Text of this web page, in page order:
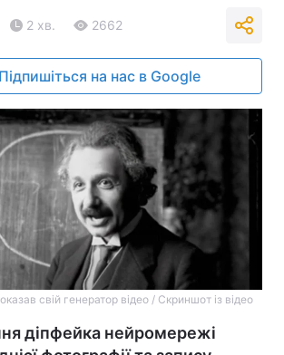
2 хв. 2662
Підпишіться на нас в Google
свій генератор відео / Скриншот із відео
діпфейка нейромережі